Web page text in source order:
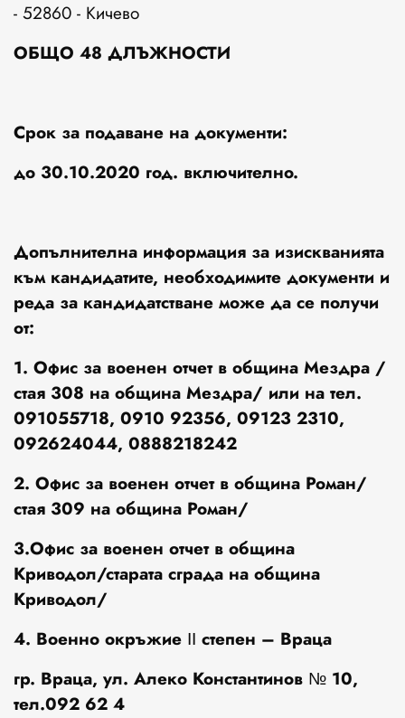
- 52860 - Кичево
ОБЩО 48 ДЛЪЖНОСТИ
Срок за подаване на документи:
до 30.10.2020 год. включително.
Допълнителна информация за изискванията
към кандидатите, необходимите документи и
реда за кандидатстване може да се получи
от:
1. Офис за военен отчет в община Мездра /
стая 308 на община Мездра/ или на тел.
091055718, 0910 92356, 09123 2310,
092624044, 0888218242
2. Офис за военен отчет в община Роман/
стая 309 на община Роман/
3.Офис за военен отчет в община
Криводол/старата сграда на община
Криводол/
4. Военно окръжие ІІ степен – Враца
гр. Враца, ул. Алеко Константинов № 10,
тел.092 62 4